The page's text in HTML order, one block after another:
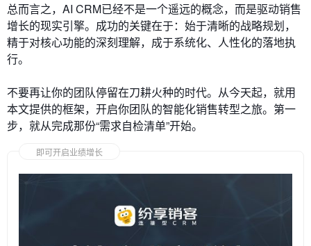
总而言之，AI CRM已经不是一个遥远的概念，而是驱动销售
增长的现实引擎。成功的关键在于：始于清晰的战略规划，
精于对核心功能的深刻理解，成于系统化、人性化的落地执
行。
不要再让你的团队停留在刀耕火种的时代。从今天起，就用
本文提供的框架，开启你团队的智能化销售转型之旅。第一
步，就从完成那份“需求自检清单”开始。
即可开启业绩增长